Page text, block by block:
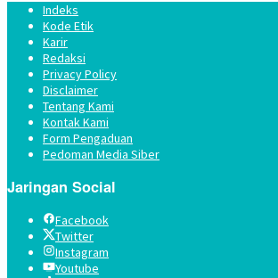
Indeks
Kode Etik
Karir
Redaksi
Privacy Policy
Disclaimer
Tentang Kami
Kontak Kami
Form Pengaduan
Pedoman Media Siber
Jaringan Social
Facebook
Twitter
Instagram
Youtube